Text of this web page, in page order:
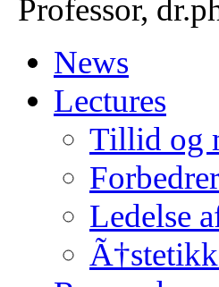
Professor,
News
Lectures
Tillid og
Ledelse